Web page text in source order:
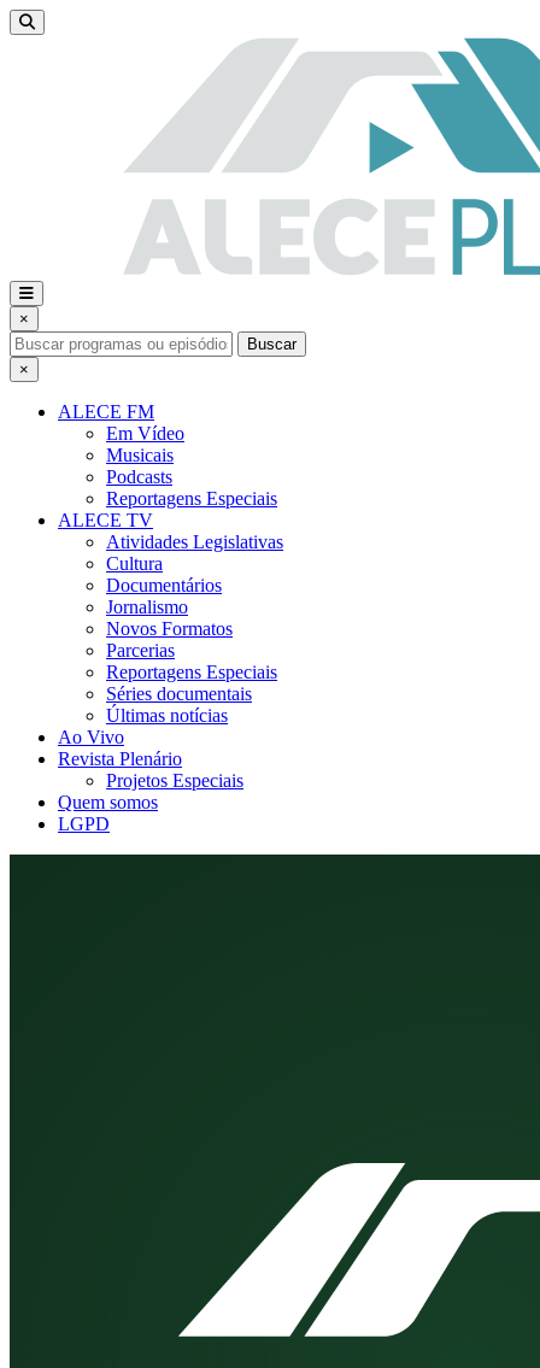
×
Buscar
×
ALECE FM
Em Vídeo
Musicais
Podcasts
Reportagens Especiais
ALECE TV
Atividades Legislativas
Cultura
Documentários
Jornalismo
Novos Formatos
Parcerias
Reportagens Especiais
Séries documentais
Últimas notícias
Ao Vivo
Revista Plenário
Projetos Especiais
Quem somos
LGPD